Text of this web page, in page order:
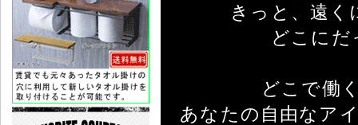
きっと、遠
どこにだ
どこで働
あなたの自由なア